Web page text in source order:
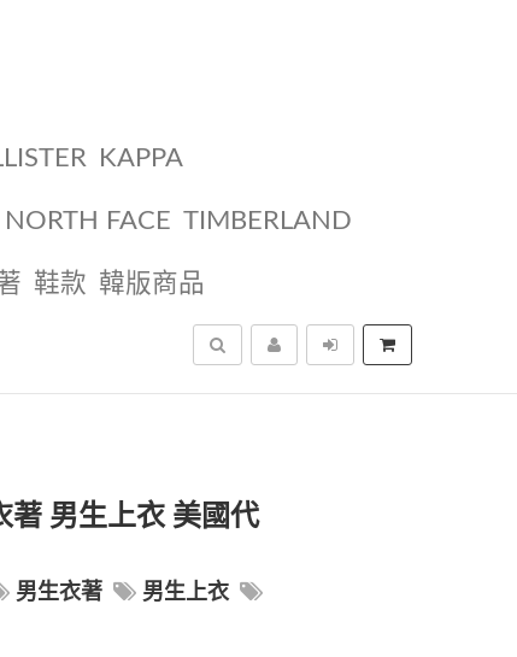
KAPPA
FACE TIMBERLAND
鞋款 韓版商品
搜尋
著 男生上衣 美國代
男生衣著
男生上衣